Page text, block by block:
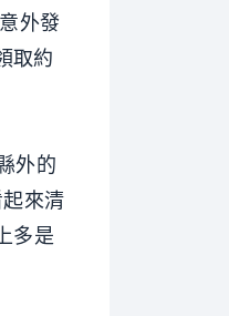
外發
取約
外的
來清
多是